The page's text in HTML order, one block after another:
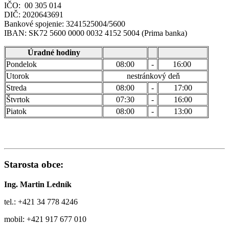
IČO: 00 305 014
DIČ: 2020643691
Bankové spojenie: 3241525004/5600
IBAN: SK72 5600 0000 0032 4152 5004 (Prima banka)
Úradné hodiny
Pondelok
08:00 -
16:00
Utorok
nestránkový deň
Streda
08:00 -
17:00
Štvrtok
07:30 -
16:00
Piatok
08:00 - 13:00
Starosta obce:
Ing. Martin Ledník
tel.: +421 34 778 4246
mobil: +421 917 677 010